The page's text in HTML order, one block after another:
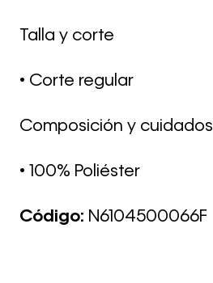
Talla y corte
• Corte regular
Composición y cuidados
• 100% Poliéster
Código: N6104500066F